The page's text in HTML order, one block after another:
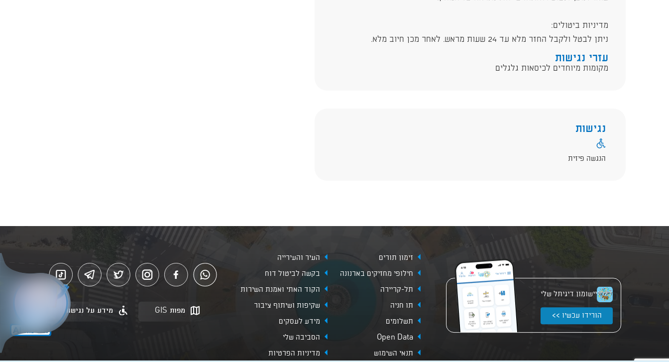
מדיניות ביטולים:
ניתן לבטל ולקבל החזר מלא עד 24 שעות מראש. לאחר מכן חיוב מלא.
עזרי נגישות
מקומות מיוחדים לכיסאות גלגלים
נגישות
הנגשה פיזית
יישומון דיגיתל שלי
הורידו עכשיו >>
זימון תורים
העיר והעירייה
חילופי מחזיקים בארנונה
בקשה לביטול דוח
תל-קריירה
הקוד האתי ואמנת השירות
תו חניה
שקיפות ושיתוף ציבור
תשלומים
מידע לעסקים
Open Data
הסביבה שלי
תנאי השימוש
מדיניות הפרטיות
מפות GIS מידע על נגישות